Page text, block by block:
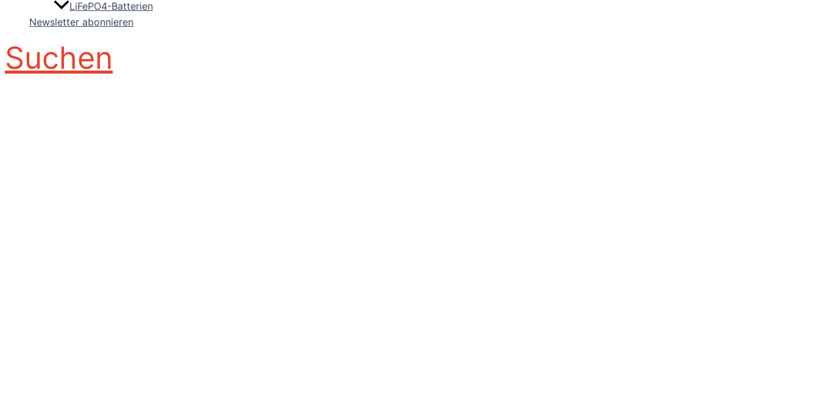
LiFePO4-Batterien
Newsletter abonnieren
Suchen